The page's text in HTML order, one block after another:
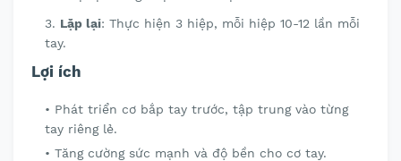
Lặp lại: Thực hiện 3 hiệp, mỗi hiệp 10-12 lần mỗi
tay.
Lợi ích
Phát triển cơ bắp tay trước, tập trung vào từng
tay riêng lẻ.
Tăng cường sức mạnh và độ bền cho cơ tay.